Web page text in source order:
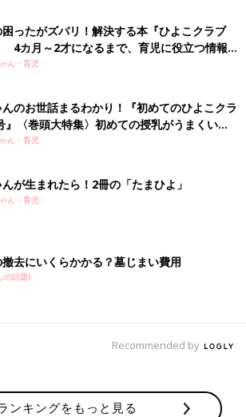
ったがズバリ！解決する本『ひよこクラブ
4カ月～2才になるまで、育児に役立つ情報が
！
ん・育児
のお世話まるわかり！『初めてのひよこクラ
』〈巻頭大特集〉初めての授乳がうまくい
っぱい・ミルクの基本と夏のトラブル 解決テ
ん・育児
が生まれたら！2冊の「たまひよ」
ん・育児
去にいくらかかる？墓じまい費用
の話題)
Recommended by
ンキングをもっと見る